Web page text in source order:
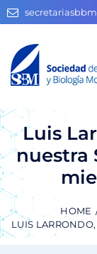
Luis
nuestra
HOME
LUIS